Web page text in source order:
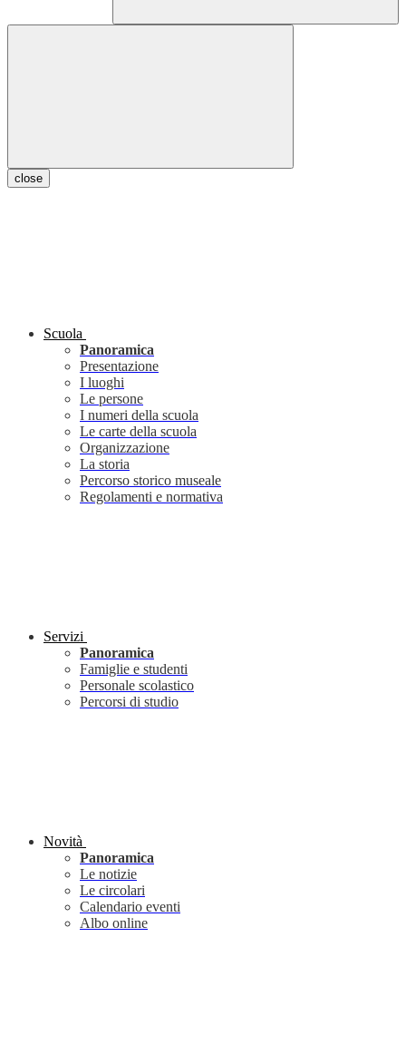
close
Scuola
Panoramica
Presentazione
I luoghi
Le persone
I numeri della scuola
Le carte della scuola
Organizzazione
La storia
Percorso storico museale
Regolamenti e normativa
Servizi
Panoramica
Famiglie e studenti
Personale scolastico
Percorsi di studio
Novità
Panoramica
Le notizie
Le circolari
Calendario eventi
Albo online